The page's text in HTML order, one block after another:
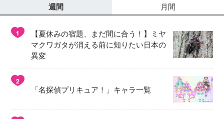
週間 月間
1
【夏休みの宿題、まだ間に合う！】ミヤ
マクワガタが消える前に知りたい日本の
異変
2
「名探偵プリキュア！」キャラ一覧